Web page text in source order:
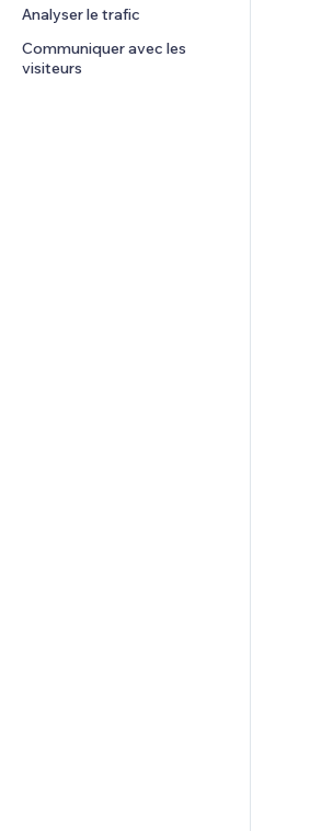
Analyser le trafic
Communiquer avec les
visiteurs